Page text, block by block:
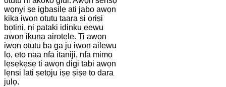
wọnyi ṣe igbasilẹ ati jabo awọn
kika iwọn otutu taara si oriṣi
bọtini, ni pataki idinku eewu
awọn ikuna airotẹlẹ. Ti awọn
iwọn otutu ba ga ju iwọn ailewu
lọ, eto naa nfa itaniji, nfa mimọ
lẹsẹkẹsẹ ti awọn digi tabi awọn
lẹnsi lati ṣetọju iṣẹ ṣiṣe to dara
julọ.